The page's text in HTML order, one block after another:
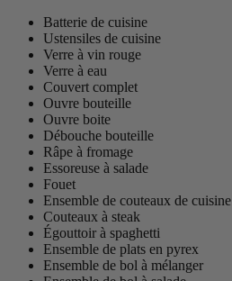
Batterie de cuisine
Ustensiles de cuisine
Verre à vin rouge
Verre à eau
Couvert complet
Ouvre bouteille
Ouvre boite
Débouche bouteille
Râpe à fromage
Essoreuse à salade
Fouet
Ensemble de couteaux de cuisine
Couteaux à steak
Égouttoir à spaghetti
Ensemble de plats en pyrex
Ensemble de bol à mélanger